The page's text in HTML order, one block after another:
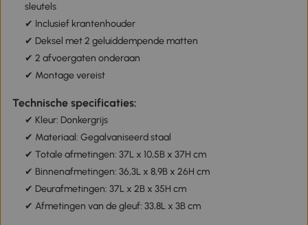
sleutels
✔ Inclusief krantenhouder
✔ Deksel met 2 geluiddempende matten
✔ 2 afvoergaten onderaan
✔ Montage vereist
Technische specificaties:
✔ Kleur: Donkergrijs
✔ Materiaal: Gegalvaniseerd staal
✔ Totale afmetingen: 37L x 10,5B x 37H cm
✔ Binnenafmetingen: 36,3L x 8,9B x 26H cm
✔ Deurafmetingen: 37L x 2B x 35H cm
✔ Afmetingen van de gleuf: 33,8L x 3B cm